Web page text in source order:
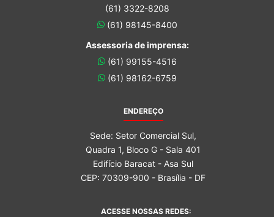
(61) 3322-8208
(61) 98145-8400
Assessoria de imprensa:
(61) 99155-4516
(61) 98162-6759
ENDEREÇO
Sede: Setor Comercial Sul,
Quadra 1, Bloco G - Sala 401
Edifício Baracat - Asa Sul
CEP: 70309-900 - Brasília - DF
ACESSE NOSSAS REDES: